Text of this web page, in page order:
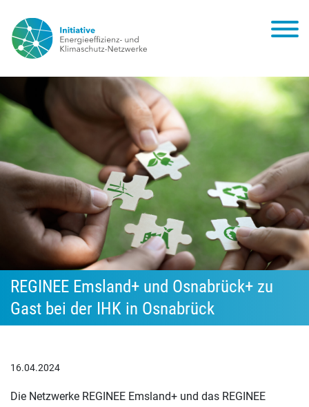
REGINEE Emsland+ und Osnabrück+ zu
Gast bei der IHK in Osnabrück
16.04.2024
Die Netzwerke REGINEE Emsland+ und das REGINEE